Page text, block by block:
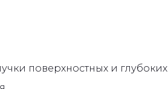
поверхностных и глубоких